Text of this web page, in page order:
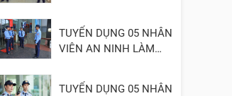
TUYỂN DỤNG 05 NHÂN
VIÊN AN NINH LÀM
TUYỂN DỤNG 05 NHÂN